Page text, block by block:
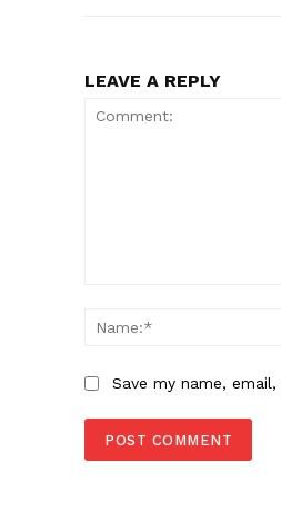
LEAVE A REPLY
Save my name,